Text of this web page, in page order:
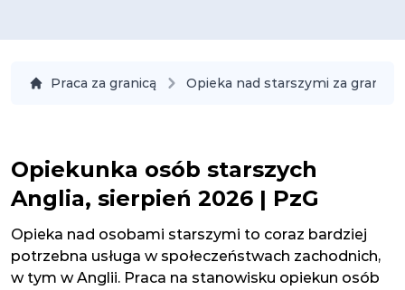
Praca za granicą Opieka nad starszymi za granicą
Opiekunka osób starszych
Anglia, sierpień 2026 | PzG
Opieka nad osobami starszymi to coraz bardziej
potrzebna usługa w społeczeństwach zachodnich,
w tym w Anglii. Praca na stanowisku opiekun osób